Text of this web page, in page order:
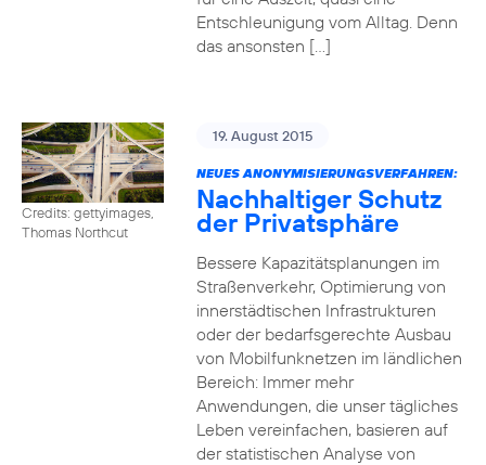
Entschleunigung vom Alltag. Denn
das ansonsten […]
Credits: gettyimages,
Thomas Northcut
19. August 2015
NEUES ANONYMISIERUNGSVERFAHREN:
Nachhaltiger Schutz
der Privatsphäre
Bessere Kapazitätsplanungen im
Straßenverkehr, Optimierung von
innerstädtischen Infrastrukturen
oder der bedarfsgerechte Ausbau
von Mobilfunknetzen im ländlichen
Bereich: Immer mehr
Anwendungen, die unser tägliches
Leben vereinfachen, basieren auf
der statistischen Analyse von